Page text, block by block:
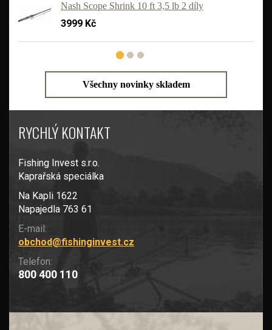
Nash Scope Shrink 10 ft 3,5 lb 2 díly
3999 Kč
Všechny novinky skladem
RYCHLÝ KONTAKT
Fishing Invest s.r.o.
Kaprařská speciálka
Na Kapli 1622
Napajedla 763 61
E-mail:
obchod@fishinginvest.cz
Telefon:
800 400 110